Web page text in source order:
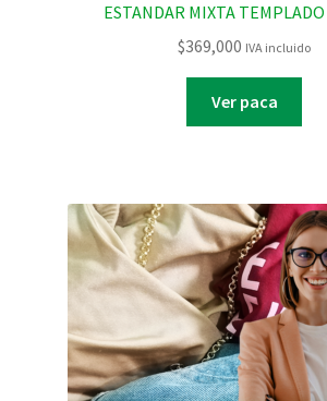
ESTANDAR MIXTA
$369,000 IVA incluido
Ver paca